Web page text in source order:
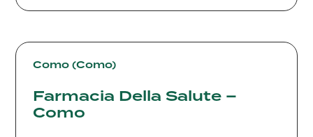
Como (Como)
Farmacia Della Salute –
Como
Farmacia
Della
Como